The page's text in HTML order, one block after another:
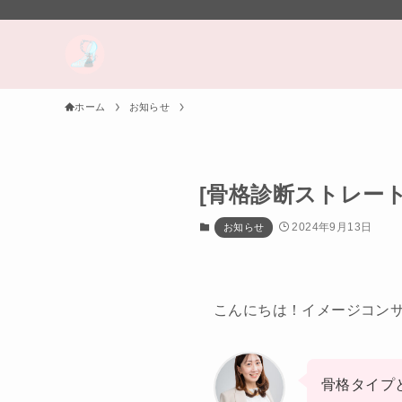
ホーム お知らせ
[骨格診断ストレー
お知らせ 2024年9月13日
こんにちは！イメージコン
骨格タイプ